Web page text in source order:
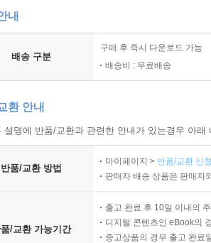
에서 방법론의 필요성은 세 가지 이유에 의
서는 사용해야 할 방법론이 설명된다.
분}
번째 용도는 책망하는 것이다.
내
배송 구분
구매 후 즉시 다운로드 가능
배송비 : 무료배송
환 안내
명에 반품/교환과 관련한 안내가 있는경우 아
반품/교환 방법
마이페이지 > 반품/교환 신
판매자 배송 상품은 판매자
/교환 가능기간
출고 완료 후 10일 이내의
디지털 콘텐츠인 eBook의
중고상품의 경우 출고 완료